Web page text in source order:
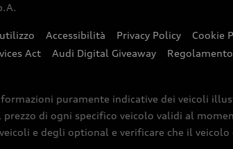
Accessibilità Privacy Policy Cookie
Act Audi Digital Giveaway
puramente indicative dei veicoli
di ogni specifico veicolo validi al
e degli optional e verificare che il